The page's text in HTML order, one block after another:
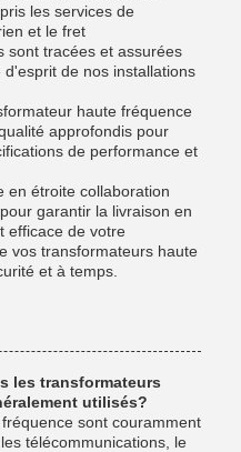
les services de
et le fret
sont tracées et assurées
de nos installations
haute fréquence
approfondis pour
de performance et
en étroite collaboration
garantir la livraison en
efficace de votre
vos transformateurs haute
et à temps.
les transformateurs
utilisés?
sont couramment
télécommunications, le